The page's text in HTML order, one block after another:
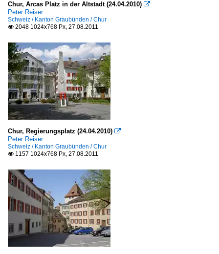
Chur, Arcas Platz in der Altstadt (24.04.2010) 
Peter Reiser
Schweiz / Kanton Graubünden / Chur
 2048 1024x768 Px, 27.08.2011
Chur, Regierungsplatz (24.04.2010) 
Peter Reiser
Schweiz / Kanton Graubünden / Chur
 1157 1024x768 Px, 27.08.2011